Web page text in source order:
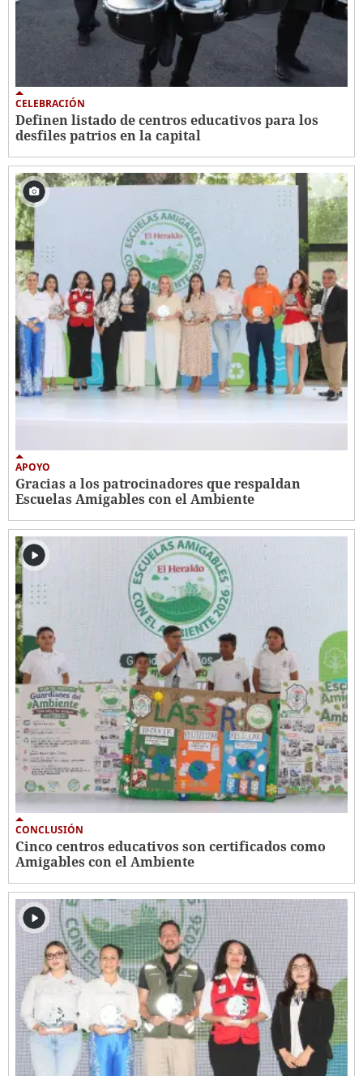
CELEBRACIÓN
Definen listado de centros educativos para los
desfiles patrios en la capital
APOYO
Gracias a los patrocinadores que respaldan
Escuelas Amigables con el Ambiente
CONCLUSIÓN
Cinco centros educativos son certificados como
Amigables con el Ambiente